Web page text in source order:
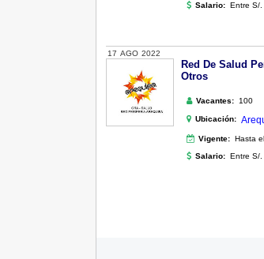
Salario: Entre S/
17 AGO 2022
Red De Salud
Otros
Vacantes: 100
Ubicación:
Vigente: Hasta
Salario: Entre S/